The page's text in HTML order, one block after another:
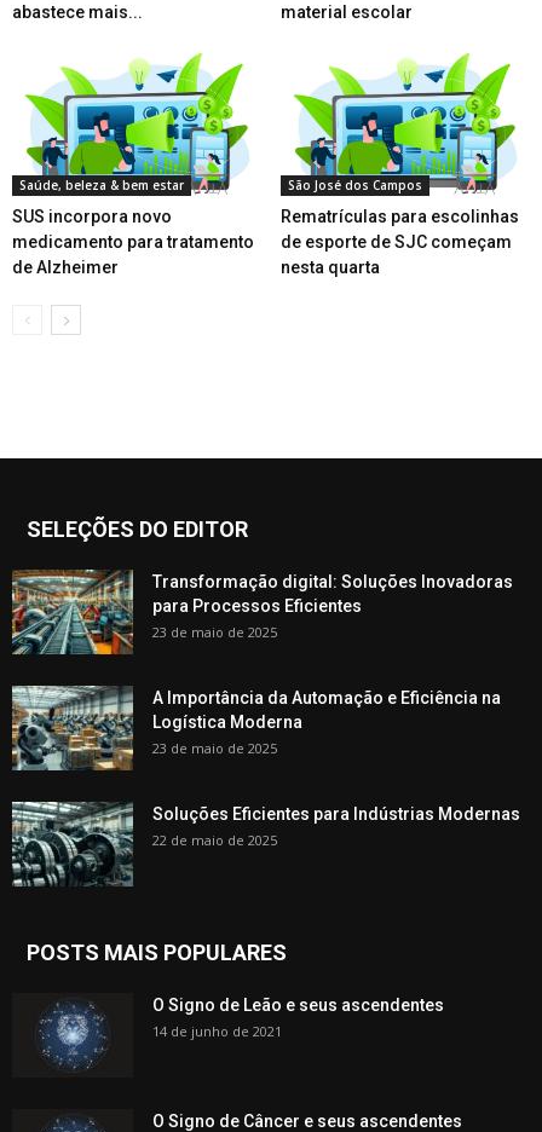
abastece mais...
material escolar
Saúde, beleza & bem estar
SUS incorpora novo
medicamento para tratamento
de Alzheimer
São José dos Campos
Rematrículas para escolinhas
de esporte de SJC começam
nesta quarta
SELEÇÕES DO EDITOR
Transformação digital: Soluções Inovadoras
para Processos Eficientes
23 de maio de 2025
A Importância da Automação e Eficiência na
Logística Moderna
23 de maio de 2025
Soluções Eficientes para Indústrias Modernas
22 de maio de 2025
POSTS MAIS POPULARES
O Signo de Leão e seus ascendentes
14 de junho de 2021
O Signo de Câncer e seus ascendentes